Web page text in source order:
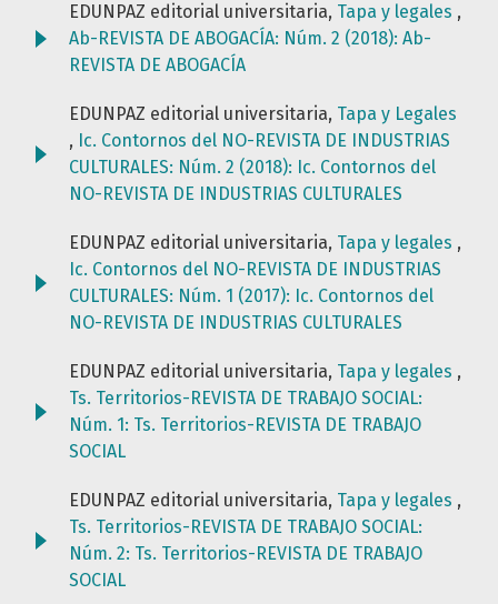
EDUNPAZ editorial universitaria, Tapa y legales ,
Ab-REVISTA DE ABOGACÍA: Núm. 2 (2018): Ab-
REVISTA DE ABOGACÍA
EDUNPAZ editorial universitaria, Tapa y Legales
, Ic. Contornos del NO-REVISTA DE INDUSTRIAS
CULTURALES: Núm. 2 (2018): Ic. Contornos del
NO-REVISTA DE INDUSTRIAS CULTURALES
EDUNPAZ editorial universitaria, Tapa y legales ,
Ic. Contornos del NO-REVISTA DE INDUSTRIAS
CULTURALES: Núm. 1 (2017): Ic. Contornos del
NO-REVISTA DE INDUSTRIAS CULTURALES
EDUNPAZ editorial universitaria, Tapa y legales ,
Ts. Territorios-REVISTA DE TRABAJO SOCIAL:
Núm. 1: Ts. Territorios-REVISTA DE TRABAJO
SOCIAL
EDUNPAZ editorial universitaria, Tapa y legales ,
Ts. Territorios-REVISTA DE TRABAJO SOCIAL:
Núm. 2: Ts. Territorios-REVISTA DE TRABAJO
SOCIAL